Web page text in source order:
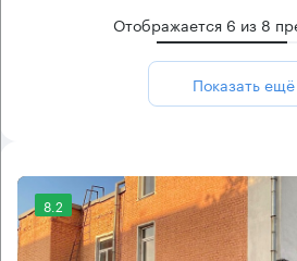
Отображается 6 из 8
Показать ещё
8.2